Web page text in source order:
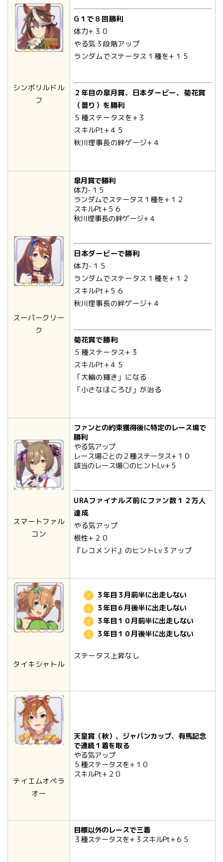
シンボリルドル
フ
G１で８回勝利
体力+３０
やる気３段階アップ
ランダムでステータス１種を+１５
２年目の皐月賞、日本ダービー、菊花賞
（曇り）を勝利
５種ステータスを+３
スキルPt+４５
秋川理事長の絆ゲージ+４
スーパークリー
ク
皐月賞で勝利
体力-１５
ランダムでステータス１種を+１２
スキルPt+５６
秋川理事長の絆ゲージ+４
日本ダービーで勝利
体力-１５
ランダムでステータス１種を+１２
スキルPt+５６
秋川理事長の絆ゲージ+４
菊花賞で勝利
５種ステータス+３
スキルPt+４５
「大輪の輝き」になる
「小さなほころび」が治る
スマートファル
コン
ファンとの約束獲得後に特定のレース場で
勝利
やる気アップ
レース場ごとの２種ステータス+１０
該当のレース場○のヒントLv+５
URAファイナルズ前にファン数１２万人
達成
やる気アップ
根性+２０
『レコメンド』のヒントLv３アップ
タイキシャトル
３年目３月前半に出走しない
３年目６月後半に出走しない
３年目１０月前半に出走しない
３年目１０月後半に出走しない
ステータス上昇なし
テイエムオペラ
オー
天皇賞（秋）、ジャパンカップ、有馬記念
で連続１着を取る
やる気アップ
５種ステータスを+１０
スキルPt+２０
目標以外のレースで三着
３種ステータスを+３スキルPt+６５